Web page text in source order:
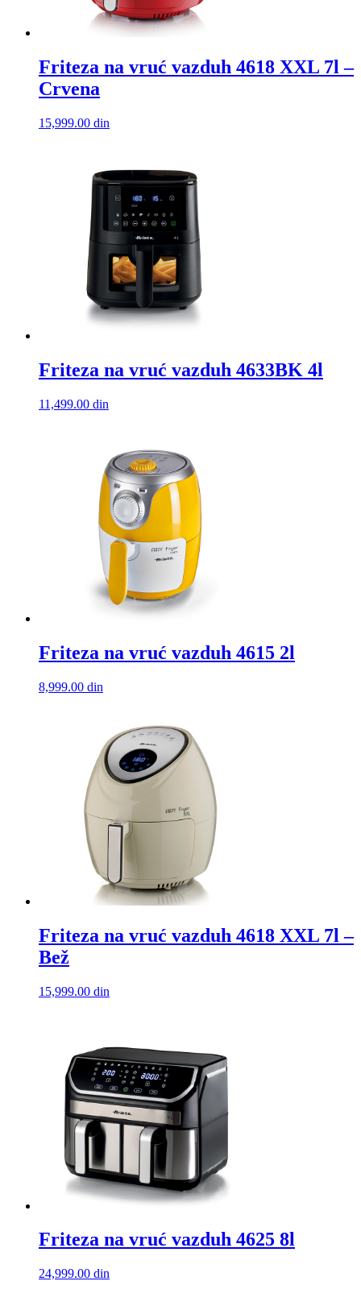
Friteza na vruć vazduh 4618 XXL 7l –
Crvena
15,999.00 din
Friteza na vruć vazduh 4633BK 4l
11,499.00 din
Friteza na vruć vazduh 4615 2l
8,999.00 din
Friteza na vruć vazduh 4618 XXL 7l –
Bež
15,999.00 din
Friteza na vruć vazduh 4625 8l
24,999.00 din